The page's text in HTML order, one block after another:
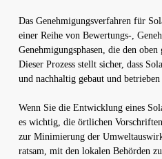
Das Genehmigungsverfahren für
einer Reihe von Bewertungs-,
Genehmigungsphasen, die den
Dieser Prozess stellt sicher, dass
und nachhaltig gebaut und betrieben
Wenn Sie die Entwicklung eines
es wichtig, die örtlichen
zur Minimierung der
ratsam, mit den lokalen Behörden